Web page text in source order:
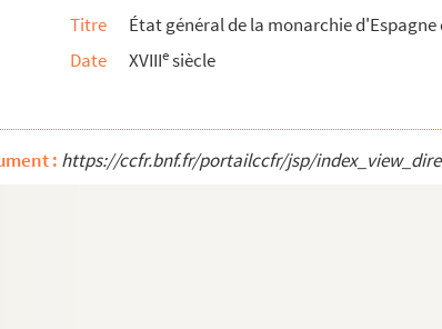
Sorbonico, collegii magistri Gervasii Chret...
par leurs vertus, leurs talens, leurs opinion...
Titre
État général de la monarchie
Date
XVIIIesiècle
: https://ccfr.bnf.fr/portailccfr/jsp/